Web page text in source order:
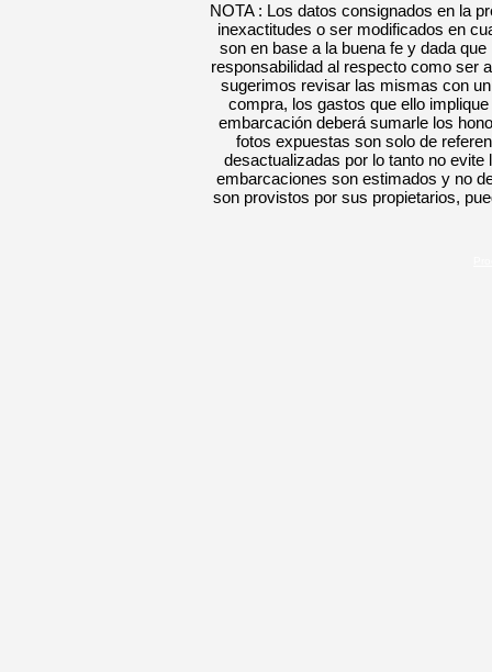
NOTA : Los datos consignados en la
inexactitudes o ser modificados en
son en base a la buena fe y dada
responsabilidad al respecto como ser
sugerimos revisar las mismas con
compra, los gastos que ello
embarcación deberá sumarle los
fotos expuestas son solo de
desactualizadas por lo tanto no
embarcaciones son estimados y no
son provistos por sus propietarios,